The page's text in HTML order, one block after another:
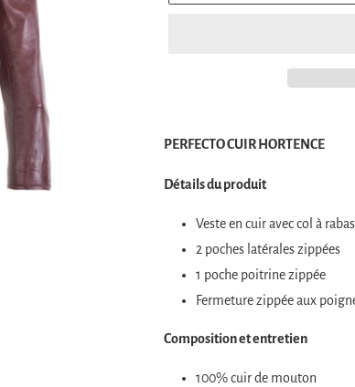
.d'un
à
panier
PERFECTO CUIR HORTENCE
Détails du produit
Veste en cuir avec col à rabas
2 poches latérales zippées
1 poche poitrine zippée
Fermeture zippée aux
Composition et entretien
100% cuir de mouton